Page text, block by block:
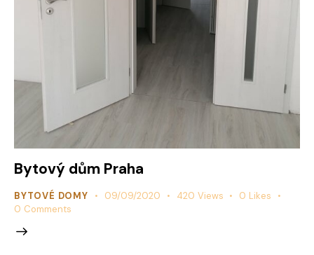
Bytový dům Praha
BYTOVÉ DOMY 09/09/2020 420 Views 0 Likes
0 Comments